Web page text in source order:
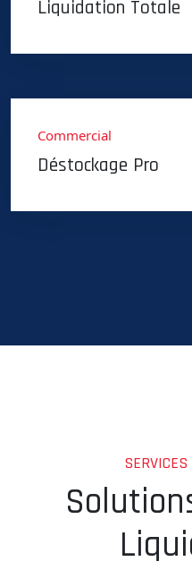
Liquidation Totale
Commercial
Déstockage Pro